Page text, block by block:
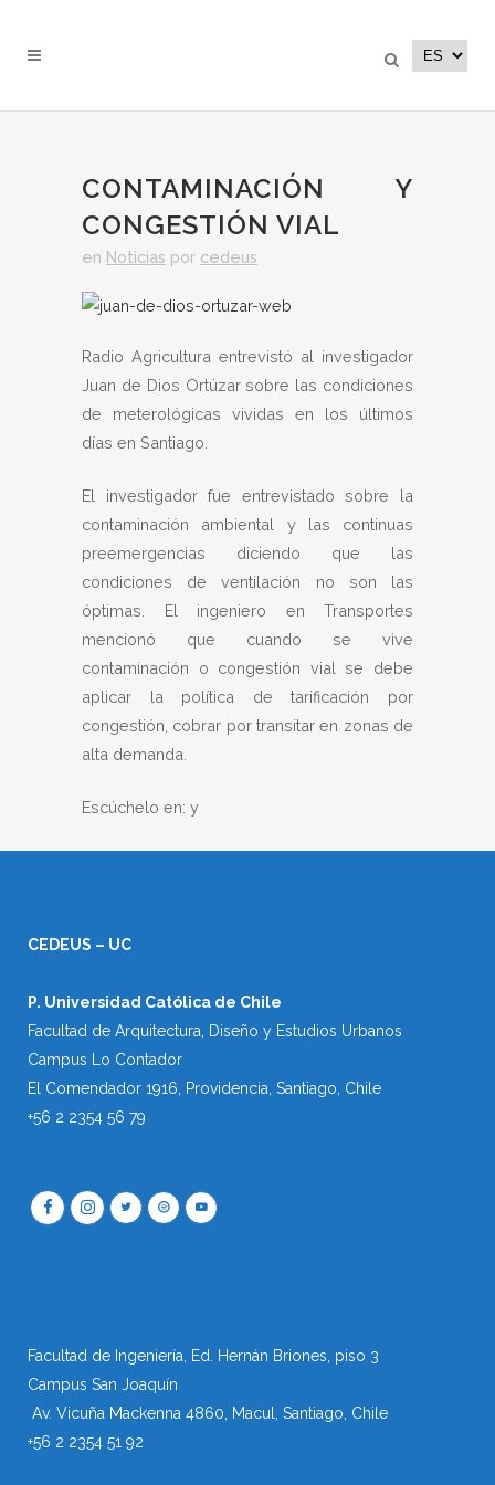
CONTAMINACIÓN Y
CONGESTIÓN VIAL
en Noticias por cedeus
Radio Agricultura entrevistó al investigador
Juan de Dios Ortúzar sobre las condiciones
de meterológicas vividas en los últimos
días en Santiago.
El investigador fue entrevistado sobre la
contaminación ambiental y las continuas
preemergencias diciendo que las
condiciones de ventilación no son las
óptimas. El ingeniero en Transportes
mencionó que cuando se vive
contaminación o congestión vial se debe
aplicar la política de tarificación por
congestión, cobrar por transitar en zonas de
alta demanda.
Escúchelo en: y
CEDEUS – UC
P. Universidad Católica de Chile
Facultad de Arquitectura, Diseño y Estudios Urbanos
Campus Lo Contador
El Comendador 1916, Providencia, Santiago, Chile
+56 2 2354 56 79
Facultad de Ingeniería, Ed. Hernán Briones, piso 3
Campus San Joaquín
Av. Vicuña Mackenna 4860, Macul, Santiago, Chile
+56 2 2354 51 92